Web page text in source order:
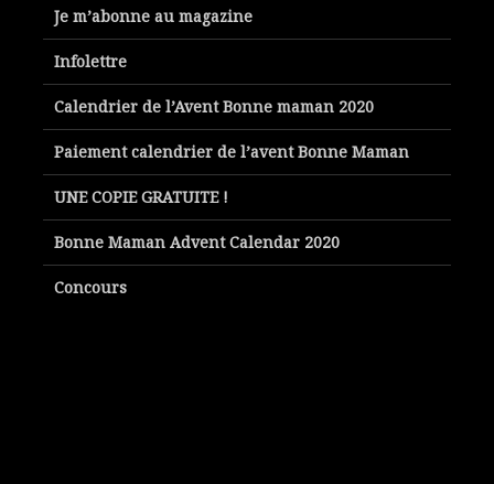
Je m’abonne au magazine
Infolettre
Calendrier de l’Avent Bonne maman 2020
Paiement calendrier de l’avent Bonne Maman
UNE COPIE GRATUITE !
Bonne Maman Advent Calendar 2020
Concours